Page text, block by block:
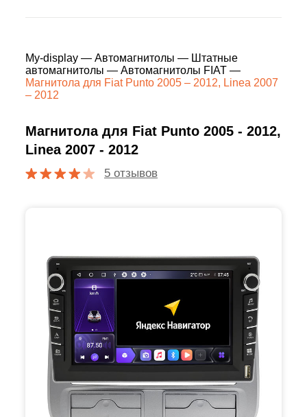
My-display — Автомагнитолы — Штатные
автомагнитолы — Автомагнитолы FIAT —
Магнитола для Fiat Punto 2005 – 2012, Linea 2007
– 2012
Магнитола для Fiat Punto 2005 - 2012,
Linea 2007 - 2012
5 отзывов